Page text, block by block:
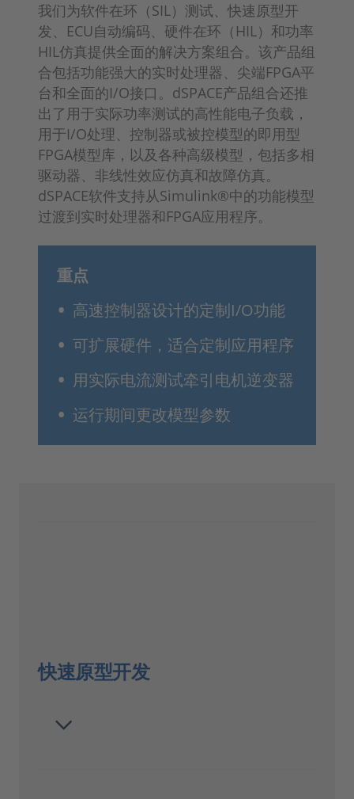
我们为软件在环（SIL）测试、快速原型开
发、ECU自动编码、硬件在环（HIL）和功率
HIL仿真提供全面的解决方案组合。该产品组
合包括功能强大的实时处理器、尖端FPGA平
台和全面的I/O接口。dSPACE产品组合还推
出了用于实际功率测试的高性能电子负载，
用于I/O处理、控制器或被控模型的即用型
FPGA模型库，以及各种高级模型，包括多相
驱动器、非线性效应仿真和故障仿真。
dSPACE软件支持从Simulink®中的功能模型
过渡到实时处理器和FPGA应用程序。
重点
高速控制器设计的定制I/O功能
可扩展硬件，适合定制应用程序
用实际电流测试牵引电机逆变器
运行期间更改模型参数
快速原型开发